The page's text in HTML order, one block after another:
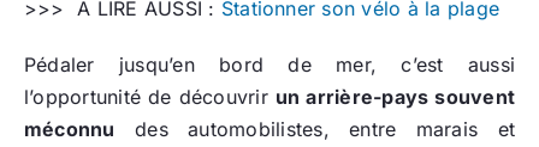
>>> A LIRE AUSSI : Stationner son vélo à la plage
Pédaler jusqu’en bord de mer, c’est aussi
l’opportunité de découvrir un arrière-pays souvent
méconnu des automobilistes, entre marais et